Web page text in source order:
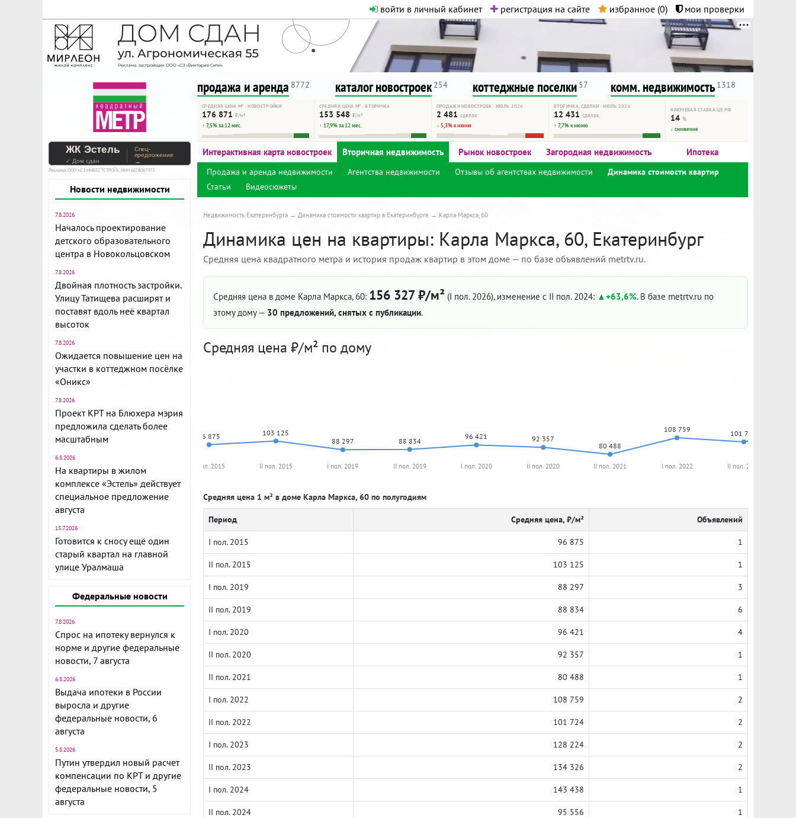
войти в личный кабинет регистрация на сайте избранное (0) мои проверки
На Метре реклама - только нормальная. Никакого шок-контента.
Помогайте независимому ресурсу, как он помогает вам. Удачи!
продажа и аренда 8772 каталог новостроек 254 коттеджные поселки 57 комм. недвижимость 1318
СРЕДНЯЯ ЦЕНА М² · НОВОСТРОЙКИ
176 871 ₽/м²
↑ 7,5% за 12 мес.
СРЕДНЯЯ ЦЕНА М² · ВТОРИЧКА
153 548 ₽/м²
↑ 17,9% за 12 мес.
ПРОДАЖИ НОВОСТРОЕК · ИЮЛЬ 2026
2 481 сделок
↓ 5,3% к июню
ВТОРИЧКА, СДЕЛКИ · ИЮЛЬ 2026
12 431 сделок
↑ 7,7% к июню
КЛЮЧЕВАЯ СТАВКА ЦБ РФ
14%
↓ снижение
ЖК Эстель
✓ Дом сдан
Спец-
предложение
→
Реклама. ООО «СЗ ИНВЕСТСТРОЙ», ИНН 6678067973
Новости недвижимости
7.8.2026
Началось проектирование
детского образовательного
центра в Новокольцовском
7.8.2026
Двойная плотность застройки.
Улицу Татищева расширят и
поставят вдоль неё квартал
высоток
7.8.2026
Ожидается повышение цен на
участки в коттеджном посёлке
«Оникс»
7.8.2026
Проект КРТ на Блюхера мэрия
предложила сделать более
масштабным
6.8.2026
На квартиры в жилом
комплексе «Эстель» действует
специальное предложение
августа
13.7.2026
Готовится к сносу ещё один
старый квартал на главной
улице Уралмаша
Федеральные новости
7.8.2026
Спрос на ипотеку вернулся к
норме и другие федеральные
новости, 7 августа
6.8.2026
Выдача ипотеки в России
выросла и другие
федеральные новости, 6
августа
5.8.2026
Путин утвердил новый расчет
компенсации по КРТ и другие
федеральные новости, 5
августа
Интерактивная карта новостроек Вторичная недвижимость Рынок новостроек Загородная недвижимость Ипотека
Продажа и аренда недвижимости Агентства недвижимости Отзывы об агентствах недвижимости
Динамика стоимости квартир
Статьи
Видеосюжеты
Недвижимость Екатеринбурга Динамика стоимости квартир в Екатеринбурге Карла Маркса, 60
Динамика цен на квартиры: Карла Маркса, 60, Екатеринбург
Средняя цена квадратного метра и история продаж квартир в этом доме — по базе объявлений metrtv.ru.
Средняя цена в доме Карла Маркса, 60: 156 327 ₽/м² (I пол. 2026), изменение с II пол. 2024: +63,6%. В базе metrtv.ru по
этому дому — 30 предложений, снятых с публикации.
Средняя цена ₽/м² по дому
96 875
103 125
88 297
88 834 96 421 92 357
80 488
108 759 101 724
I пол. 2015 II пол. 2015 I пол. 2019 II пол. 2019 I пол. 2020 II пол. 2020 II пол. 2021 I пол. 2022 II пол. 2022
Средняя цена 1 м² в доме Карла Маркса, 60 по полугодиям
Период Средняя цена, ₽/м² Объявлений
I пол. 2015 96 875 1
II пол. 2015 103 125 1
I пол. 2019 88 297 3
II пол. 2019 88 834 6
I пол. 2020 96 421 4
II пол. 2020 92 357 1
II пол. 2021 80 488 1
I пол. 2022 108 759 2
II пол. 2022 101 724 2
I пол. 2023 128 224 2
II пол. 2023 134 326 2
I пол. 2024 143 438 1
II пол. 2024 95 556 1